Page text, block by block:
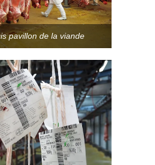
pavillon de la viande